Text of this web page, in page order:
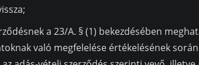
a 23/A. § (1) bekezdésében
való megfelelése értékelésének